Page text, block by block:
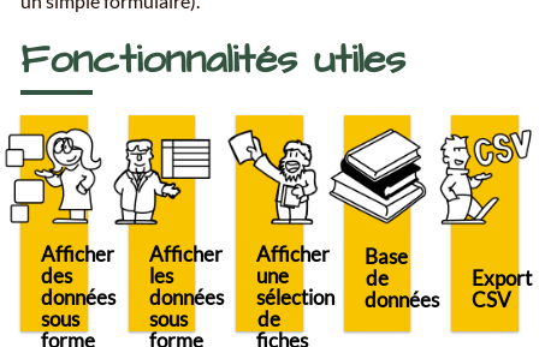
Fonctionnalités utiles
Afficher
des
données
sous
forme
Afficher
les
données
sous
forme
Afficher
une
sélection
de
fiches
Base
de
données
Export
CSV